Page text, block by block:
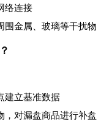
络连接
围金属、玻璃等干扰物
建立基准数据
，对漏盘商品进行补盘